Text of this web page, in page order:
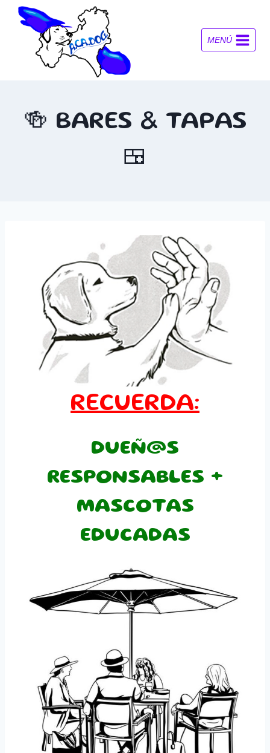
Saltar
contenido
MENÚ
🍻 BARES & TAPAS
🍱
RECUERDA:
DUEÑ@S
RESPONSABLES +
MASCOTAS
EDUCADAS